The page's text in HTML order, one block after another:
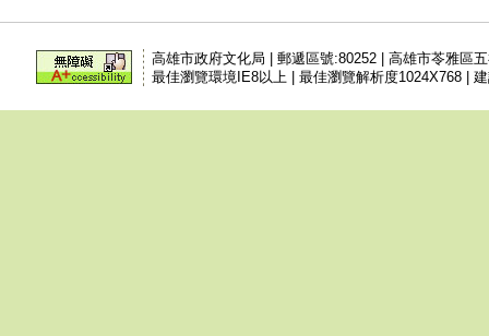
高雄市政府文化局 | 郵遞區號:80252 | 高雄市苓雅區
最佳瀏覽環境IE8以上 | 最佳瀏覽解析度1024X768 |